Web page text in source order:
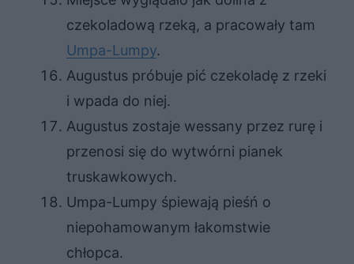
czekoladową rzeką, a pracowały tam
Umpa-Lumpy.
Augustus próbuje pić czekoladę z rzeki
i wpada do niej.
Augustus zostaje wessany przez rurę i
przenosi się do wytwórni pianek
truskawkowych.
Umpa-Lumpy śpiewają pieśń o
niepohamowanym łakomstwie
chłopca.